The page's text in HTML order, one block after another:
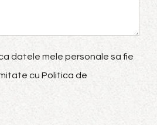
datele mele personale sa fie
cu Politica de